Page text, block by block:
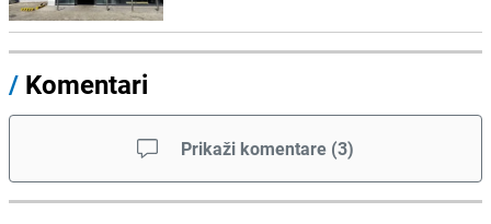
/ Komentari
Prikaži komentare (3)